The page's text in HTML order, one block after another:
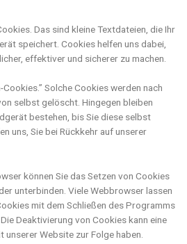
Das sind kleine Textdateien, die Ihr
speichert. Cookies helfen uns dabei,
effektiver und sicherer zu machen.
Solche Cookies werden nach
selbst gelöscht. Hingegen bleiben
bestehen, bis Sie diese selbst
uns, Sie bei Rückkehr auf unserer
können Sie das Setzen von Cookies
unterbinden. Viele Webbrowser lassen
mit dem Schließen des Programms
Deaktivierung von Cookies kann eine
Website zur Folge haben.